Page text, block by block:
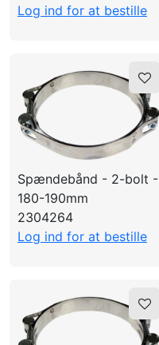
Log ind for at bestille
Spændebånd - 2-bolt -
180-190mm
2304264
Log ind for at bestille